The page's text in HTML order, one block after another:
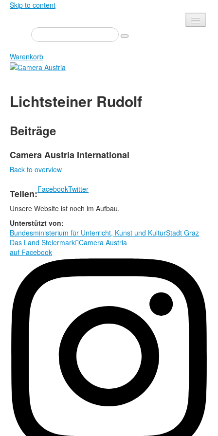
Skip to content
Presse
Veranstaltungen
Newsletter
Über uns
Shop
Datenschutz
Mediadaten
Warenkorb
Zeitschrift
Bücher
Edition
Bibliothek
Camera Austria Preis
Rechtliche Informationen
Lichtsteiner Rudolf
Beiträge
Camera Austria International
Back to overview
Teilen:FacebookTwitter
Unsere Website ist noch im Aufbau.
Unterstützt von:
Bundesministerium für Unterricht, Kunst und KulturStadt Graz
Das Land SteiermarkCamera Austria
auf Facebook